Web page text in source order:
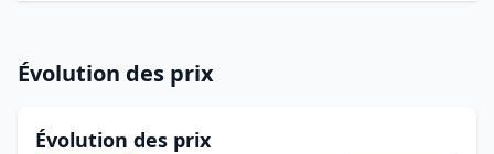
Évolution des prix
Évolution des prix